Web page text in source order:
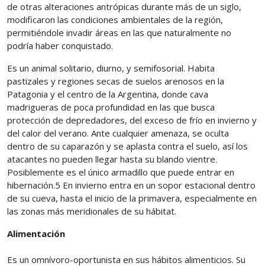
de otras alteraciones antrópicas durante más de un siglo,
modificaron las condiciones ambientales de la región,
permitiéndole invadir áreas en las que naturalmente no
podría haber conquistado.
Es un animal solitario, diurno, y semifosorial. Habita
pastizales y regiones secas de suelos arenosos en la
Patagonia y el centro de la Argentina, donde cava
madrigueras de poca profundidad en las que busca
protección de depredadores, del exceso de frío en invierno y
del calor del verano. Ante cualquier amenaza, se oculta
dentro de su caparazón y se aplasta contra el suelo, así los
atacantes no pueden llegar hasta su blando vientre.
Posiblemente es el único armadillo que puede entrar en
hibernación.5​ En invierno entra en un sopor estacional dentro
de su cueva, hasta el inicio de la primavera, especialmente en
las zonas más meridionales de su hábitat.
Alimentación
Es un omnívoro-oportunista en sus hábitos alimenticios. Su